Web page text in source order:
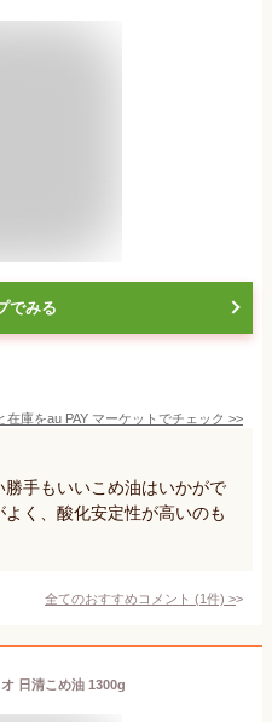
でみる
在庫をau PAY マーケット でチェック >>
手もいいこめ油はいかがで
く、酸化安定性が高いのも
全てのおすすめコメント (1件) >
日清こめ油 1300g